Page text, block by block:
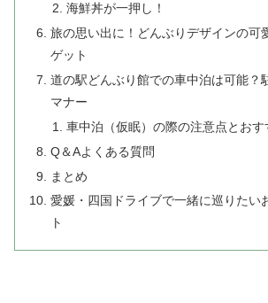
海鮮丼が一押し！
旅の思い出に！どんぶりデザインの可
ゲット
道の駅どんぶり館での車中泊は可能？
マナー
車中泊（仮眠）の際の注意点とおす
Q＆Aよくある質問
まとめ
愛媛・四国ドライブで一緒に巡りたい
ト